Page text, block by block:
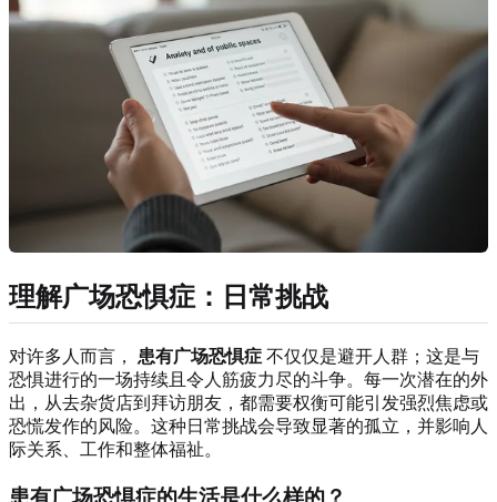
理解广场恐惧症：日常挑战
对许多人而言， 患有广场恐惧症 不仅仅是避开人群；这是与
恐惧进行的一场持续且令人筋疲力尽的斗争。每一次潜在的外
出，从去杂货店到拜访朋友，都需要权衡可能引发强烈焦虑或
恐慌发作的风险。这种日常挑战会导致显著的孤立，并影响人
际关系、工作和整体福祉。
患有广场恐惧症的生活是什么样的？